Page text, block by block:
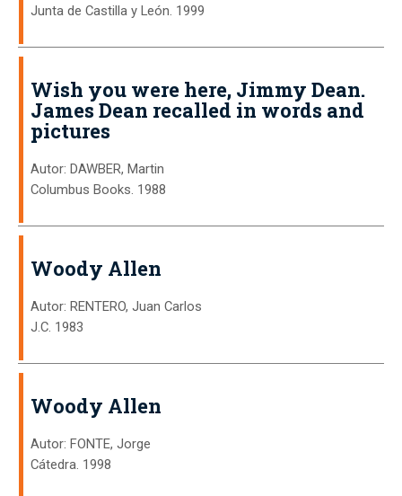
Junta de Castilla y León. 1999
Wish you were here, Jimmy Dean.
James Dean recalled in words and
pictures
Autor: DAWBER, Martin
Columbus Books. 1988
Woody Allen
Autor: RENTERO, Juan Carlos
J.C. 1983
Woody Allen
Autor: FONTE, Jorge
Cátedra. 1998